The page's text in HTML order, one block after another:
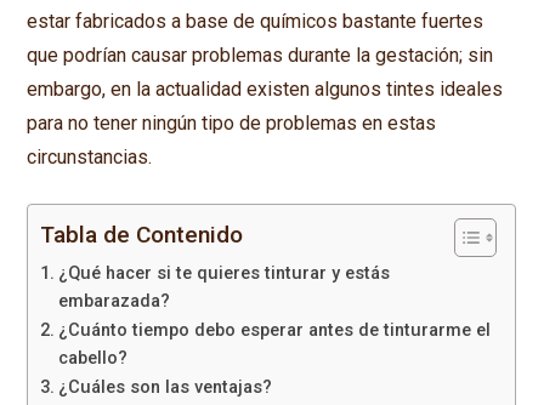
estar fabricados a base de químicos bastante fuertes
que podrían causar problemas durante la gestación; sin
embargo, en la actualidad existen algunos tintes ideales
para no tener ningún tipo de problemas en estas
circunstancias.
Tabla de Contenido
¿Qué hacer si te quieres tinturar y estás
embarazada?
¿Cuánto tiempo debo esperar antes de tinturarme el
cabello?
¿Cuáles son las ventajas?